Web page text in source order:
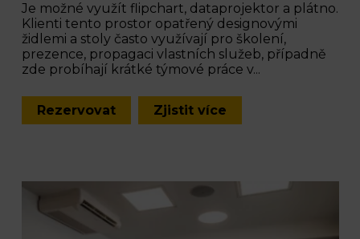
Je možné využít flipchart, dataprojektor a plátno.
Klienti tento prostor opatřený designovými
židlemi a stoly často využívají pro školení,
prezence, propagaci vlastních služeb, případně
zde probíhají krátké týmové práce v...
Rezervovat Zjistit více